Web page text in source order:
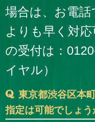
場合は、お電
よりも早く対
の受付は：
イヤル）
東京都渋谷区本
指定は可能でしょう